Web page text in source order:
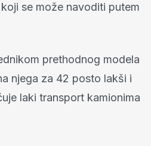
se može navoditi putem
prethodnog modela
njega za 42 posto lakši i
laki transport kamionima